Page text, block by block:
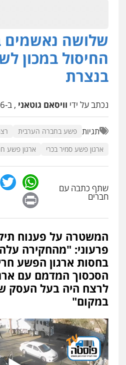
עו"ד דרוויש
0527448141
פלילי דיני תעבורה
פשיעה חמורה
עו"ד איהאב
0509930581
עו"ד יפעת
0523379525
עו"ד אליה חן
פלילי פשיעה
ומעצרים אסירים
0525914163
עו"ד אריה פטר
לשעבר סגן מנהל
בפרקליטות המדינה
0506217994
שלושה נאשמים
החיסול במכון
בנצרת
נכתב על ידי וויסאם גוטאני , ב-02/07/2026 09:09
תגיות פשע בחברה הערבית
ארגון פשע סמיר בכרי
ארגון פשע
שתף כתבה עם
חברים
המשטרה על פענוח
פרעוני: "מהחקירה
בחסות ארגון הפשע
הסכסוך המדמם עם
לרצח היה בעל העסק
במקום"